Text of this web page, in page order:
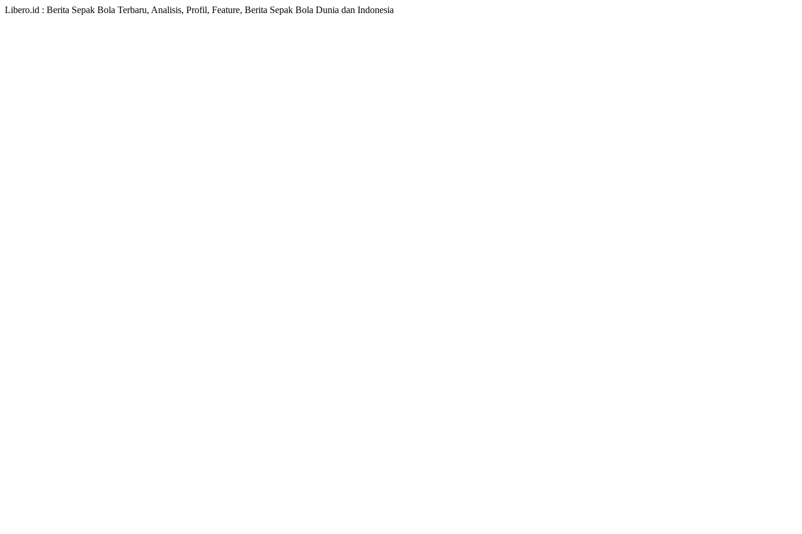
Libero.id : Berita Sepak Bola Terbaru, Analisis, Profil, Feature, Berita Sepak Bola Dunia dan Indonesia